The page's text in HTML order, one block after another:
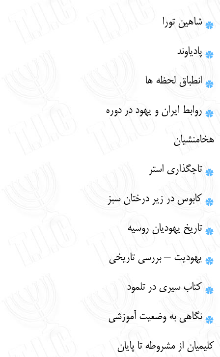
نگاهی به وضعیت آموزشی
کلیمیان از مشروطه تا پایان
كتاب سيري در تلمود
يهوديت – بررسي تاريخي
تاريخ يهوديان روسيه
کابوس در زیر درختان سبز
تاجگذاری استر
روابط ايران و يهود در دوره
هخامنشيان
انطباق لحظه ها
پادیاوند
شاهين تورا